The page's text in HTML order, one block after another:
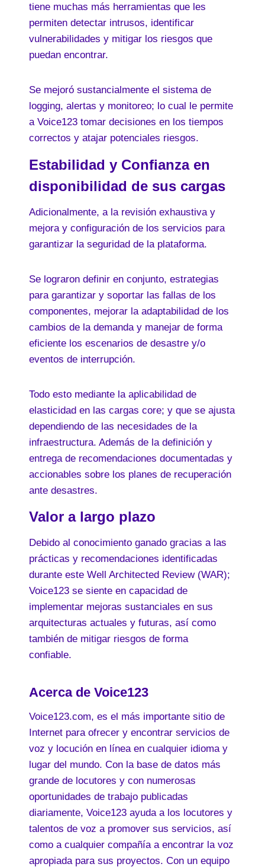
tiene muchas más herramientas que les
permiten detectar intrusos, identificar
vulnerabilidades y mitigar los riesgos que
puedan encontrar.
Se mejoró sustancialmente el sistema de
logging, alertas y monitoreo; lo cual le permite
a Voice123 tomar decisiones en los tiempos
correctos y atajar potenciales riesgos.
Estabilidad y Confianza en
disponibilidad de sus cargas
Adicionalmente, a la revisión exhaustiva y
mejora y configuración de los servicios para
garantizar la seguridad de la plataforma.
Se lograron definir en conjunto, estrategias
para garantizar y soportar las fallas de los
componentes, mejorar la adaptabilidad de los
cambios de la demanda y manejar de forma
eficiente los escenarios de desastre y/o
eventos de interrupción.
Todo esto mediante la aplicabilidad de
elasticidad en las cargas core; y que se ajusta
dependiendo de las necesidades de la
infraestructura. Además de la definición y
entrega de recomendaciones documentadas y
accionables sobre los planes de recuperación
ante desastres.
Valor a largo plazo
Debido al conocimiento ganado gracias a las
prácticas y recomendaciones identificadas
durante este Well Architected Review (WAR);
Voice123 se siente en capacidad de
implementar mejoras sustanciales en sus
arquitecturas actuales y futuras, así como
también de mitigar riesgos de forma
confiable.
Acerca de Voice123
Voice123.com, es el más importante sitio de
Internet para ofrecer y encontrar servicios de
voz y locución en línea en cualquier idioma y
lugar del mundo. Con la base de datos más
grande de locutores y con numerosas
oportunidades de trabajo publicadas
diariamente, Voice123 ayuda a los locutores y
talentos de voz a promover sus servicios, así
como a cualquier compañía a encontrar la voz
apropiada para sus proyectos. Con un equipo